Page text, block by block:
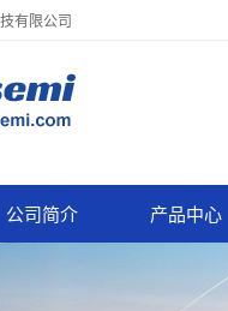
有限公司
公司简介 产品中心